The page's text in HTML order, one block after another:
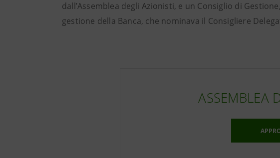
dall’Assemblea degli Azionisti, e un Consiglio di
gestione della Banca, che nominava il Consigliere
ASSEMBLEA